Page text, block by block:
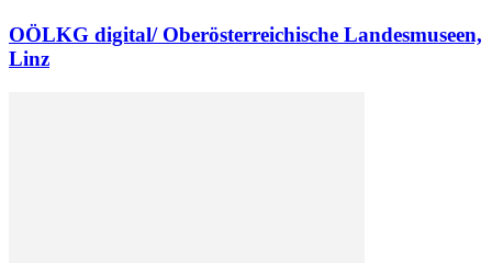
OÖLKG digital/ Oberösterreichische Landesmuseen,
Linz